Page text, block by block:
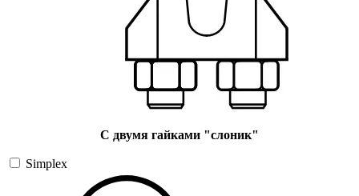
С двумя гайками "слоник"
Simplex